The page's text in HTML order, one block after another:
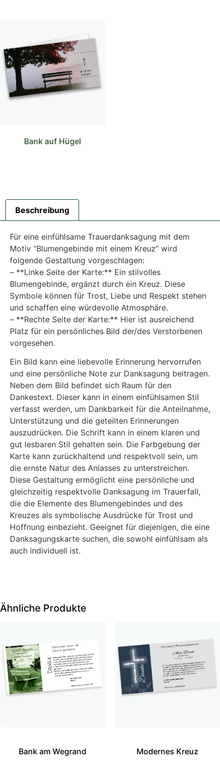
Bank auf Hügel
Beschreibung
Für eine einfühlsame Trauerdanksagung mit dem
Motiv “Blumengebinde mit einem Kreuz” wird
folgende Gestaltung vorgeschlagen:
– **Linke Seite der Karte:** Ein stilvolles
Blumengebinde, ergänzt durch ein Kreuz. Diese
Symbole können für Trost, Liebe und Respekt stehen
und schaffen eine würdevolle Atmosphäre.
– **Rechte Seite der Karte:** Hier ist ausreichend
Platz für ein persönliches Bild der/des Verstorbenen
vorgesehen.
Ein Bild kann eine liebevolle Erinnerung hervorrufen
und eine persönliche Note zur Danksagung beitragen.
Neben dem Bild befindet sich Raum für den
Dankestext. Dieser kann in einem einfühlsamen Stil
verfasst werden, um Dankbarkeit für die Anteilnahme,
Unterstützung und die geteilten Erinnerungen
auszudrücken. Die Schrift kann in einem klaren und
gut lesbaren Stil gehalten sein. Die Farbgebung der
Karte kann zurückhaltend und respektvoll sein, um
die ernste Natur des Anlasses zu unterstreichen.
Diese Gestaltung ermöglicht eine persönliche und
gleichzeitig respektvolle Danksagung im Trauerfall,
die die Elemente des Blumengebindes und des
Kreuzes als symbolische Ausdrücke für Trost und
Hoffnung einbezieht. Geeignet für diejenigen, die eine
Danksagungskarte suchen, die sowohl einfühlsam als
auch individuell ist.
Ähnliche Produkte
Bank am Wegrand Modernes Kreuz